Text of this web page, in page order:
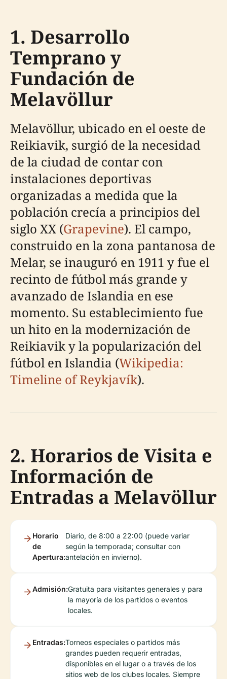
1. Desarrollo
Temprano y
Fundación de
Melavöllur
Melavöllur, ubicado en el oeste de
Reikiavik, surgió de la necesidad
de la ciudad de contar con
instalaciones deportivas
organizadas a medida que la
población crecía a principios del
siglo XX (Grapevine). El campo,
construido en la zona pantanosa de
Melar, se inauguró en 1911 y fue el
recinto de fútbol más grande y
avanzado de Islandia en ese
momento. Su establecimiento fue
un hito en la modernización de
Reikiavik y la popularización del
fútbol en Islandia (Wikipedia:
Timeline of Reykjavík).
2. Horarios de Visita e
Información de
Entradas a Melavöllur
Horario
de
Apertura:
Diario, de 8:00 a 22:00 (puede variar
según la temporada; consultar con
antelación en invierno).
Admisión:Gratuita para visitantes generales y para
la mayoría de los partidos o eventos
locales.
Entradas:Torneos especiales o partidos más
grandes pueden requerir entradas,
disponibles en el lugar o a través de los
sitios web de los clubes locales. Siempre